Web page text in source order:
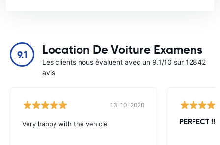
9.1 Location De Voiture Examens
Les clients nous évaluent avec un 9.1/10 sur 12842
avis
13-10-2020
Very happy with the vehicle PERFECT